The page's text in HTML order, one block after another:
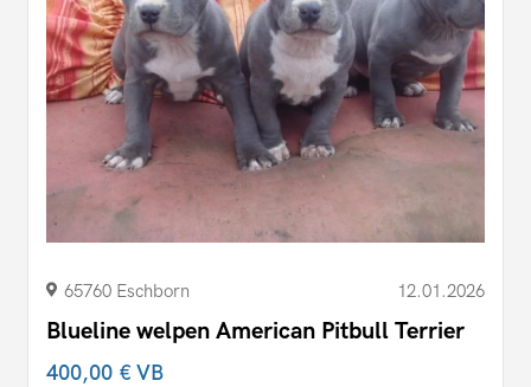
65760 Eschborn 12.01.2026
Blueline welpen American Pitbull Terrier
400,00 €VB